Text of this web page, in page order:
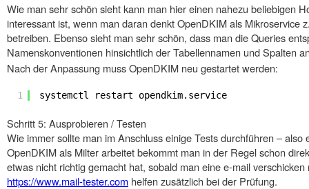
Wie man sehr schön sieht kann man hier einen nahezu beliebigen
interessant ist, wenn man daran denkt OpenDKIM als Mikroservice
betreiben. Ebenso sieht man sehr schön, dass man die Queries
Namenskonventionen hinsichtlich der Tabellennamen und Spalten
Nach der Anpassung muss OpenDKIM neu gestartet werden:
1 systemctl restart opendkim.service
Schritt 5: Ausprobieren / Testen
Wie immer sollte man im Anschluss einige Tests durchführen – also
OpenDKIM als Milter arbeitet bekommt man in der Regel schon
etwas nicht richtig gemacht hat, sobald man eine e-mail
https://www.mail-tester.com helfen zusätzlich bei der Prüfung.